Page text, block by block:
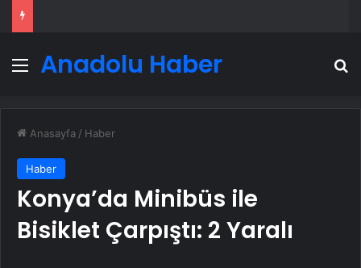
Menü
Anadolu Haber
Anasayfa / Haber
Haber
Konya’da Minibüs ile
Bisiklet Çarpıştı: 2 Yaralı